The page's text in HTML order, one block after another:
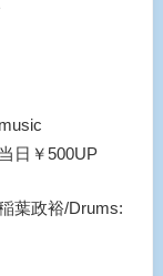
日￥500UP
葉政裕/Drums: